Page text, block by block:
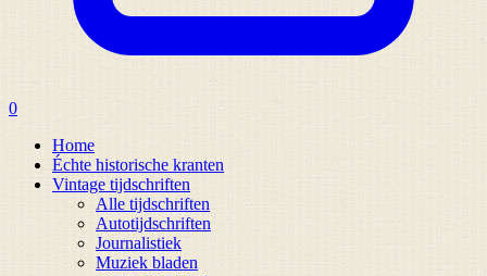
0
Home
Échte historische kranten
Vintage tijdschriften
Alle tijdschriften
Autotijdschriften
Journalistiek
Muziek bladen